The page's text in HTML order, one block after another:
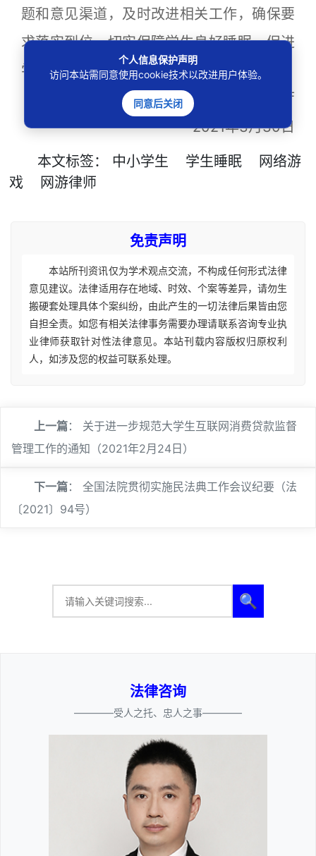
题和意见渠道，及时改进相关工作，确保要
求落实到位，切实保障学生良好睡眠，促进
学生身心健康。
教育部办公厅
2021年3月30日
本文标签： 中小学生 学生睡眠
网络游
戏
网游律师
免责声明
本站所刊资讯仅为学术观点交流，不构成任何形式法律
意见建议。法律适用存在地域、时效、个案等差异，请勿生
搬硬套处理具体个案纠纷，由此产生的一切法律后果皆由您
自担全责。如您有相关法律事务需要办理请联系咨询专业执
业律师获取针对性法律意见。本站刊载内容版权归原权利
人，如涉及您的权益可联系处理。
上一篇： 关于进一步规范大学生互联网消费贷款监督
管理工作的通知（2021年2月24日）
下一篇： 全国法院贯彻实施民法典工作会议纪要（法
〔2021〕94号）
🔍
法律咨询
————受人之托、忠人之事————
个人信息保护声明
访问本站需同意使用cookie技术以改进用户体验。
同意后关闭